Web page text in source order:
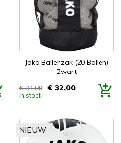
Jako Ballenzak (20 Ballen)
Zwart
Prijs
€ 34,99 € 32,00
In stock
NIEUW